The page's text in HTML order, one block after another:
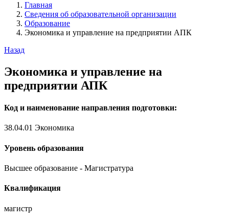
Главная
Сведения об образовательной организации
Образование
Экономика и управление на предприятии АПК
Назад
Экономика и управление на
предприятии АПК
Код и наименование направления подготовки:
38.04.01 Экономика
Уровень образования
Высшее образование - Магистратура
Квалификация
магистр